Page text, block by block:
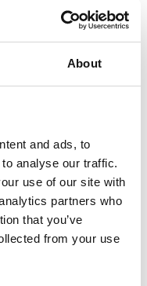
About
and ads, to
analyse our traffic.
use of our site with
partners who
that you’ve
from your use
von Artikel 7(1)